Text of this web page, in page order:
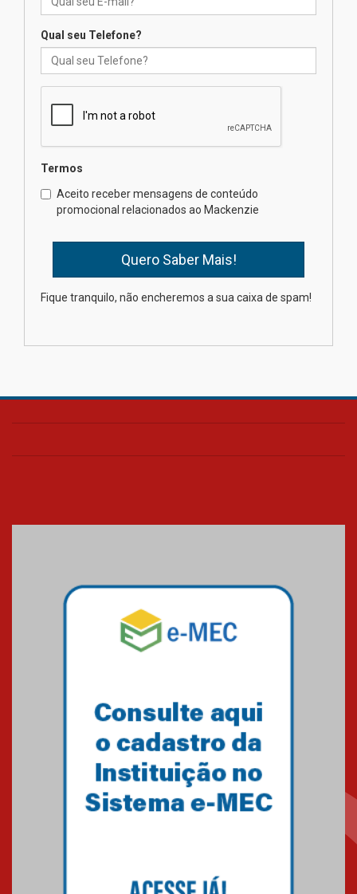
mesmo do Ensino Médio
Como os pais podem investir
na educação dos filhos além da
escola
Transformadora reúne
Qual seu Telefone?
Termos
Aceito receber mensagens de conteúdo
promocional relacionados ao Mackenzie
Fique tranquilo, não encheremos a sua caixa de spam!